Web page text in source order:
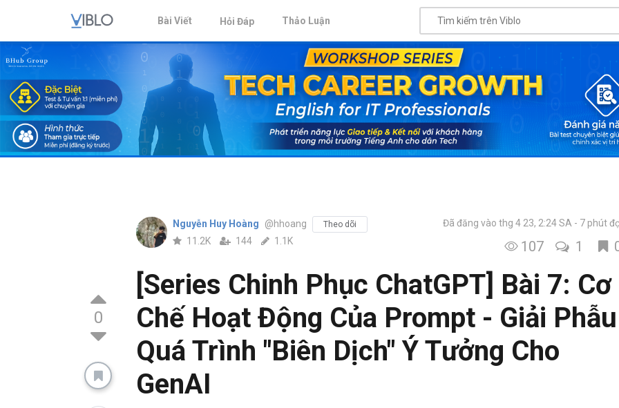
Bài Viết Hỏi Đáp Thảo Luận
0
Nguyễn Huy Hoàng @hhoang Theo dõi
11.2K 144 1.1K
Đã đăng vào thg 4 23, 2:24 SA 7 phút
107 1
[Series Chinh Phục ChatGPT] Bài 7: Cơ
Chế Hoạt Động Của Prompt - Giải Phẫu
Quá Trình "Biên Dịch" Ý Tưởng Cho
GenAI